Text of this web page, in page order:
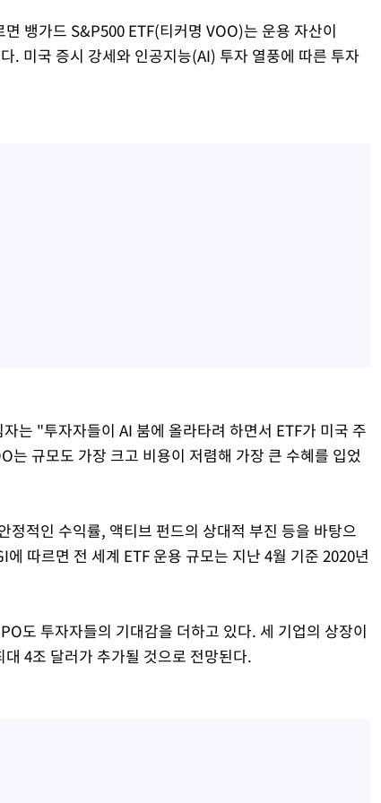
뱅가드 S&P500 ETF(티커명 VOO)는 운용 자산이
. 미국 증시 강세와 인공지능(AI) 투자 열풍에 따른 투자
는 "투자자들이 AI 붐에 올라타려 하면서 ETF가 미국 주
규모도 가장 크고 비용이 저렴해 가장 큰 수혜를 입었
정적인 수익률, 액티브 펀드의 상대적 부진 등을 바탕으
따르면 전 세계 ETF 운용 규모는 지난 4월 기준 2020년
도 투자자들의 기대감을 더하고 있다. 세 기업의 상장이
4조 달러가 추가될 것으로 전망된다.